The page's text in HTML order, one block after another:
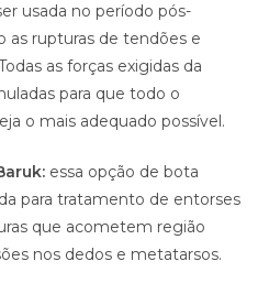
usada no período pós-
as rupturas de tendões e
as forças exigidas da
para que todo o
o mais adequado possível.
essa opção de bota
para tratamento de entorses
que acometem região
nos dedos e metatarsos.